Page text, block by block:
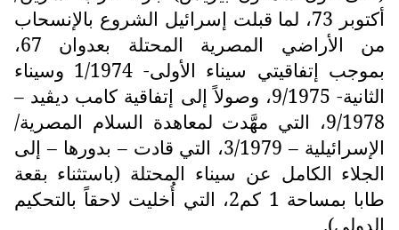
أكتوبر 73، لما قبلت إسرائيل الشروع بالإنسحاب
من الأراضي المصرية المحتلة بعدوان 67،
بموجب إتفاقيتي سيناء الأولى- 1/1974 وسيناء
الثانية- 9/1975، وصولاً إلى إتفاقية كامب ديڤيد –
9/1978، التي مهَّدت لمعاهدة السلام المصرية/
الإسرائيلية – 3/1979، التي قادت – بدورها – إلى
الجلاء الكامل عن سيناء المحتلة (باستثناء بقعة
طابا بمساحة 1 كم2، التي أُخليت لاحقاً بالتحكيم
الدولي).